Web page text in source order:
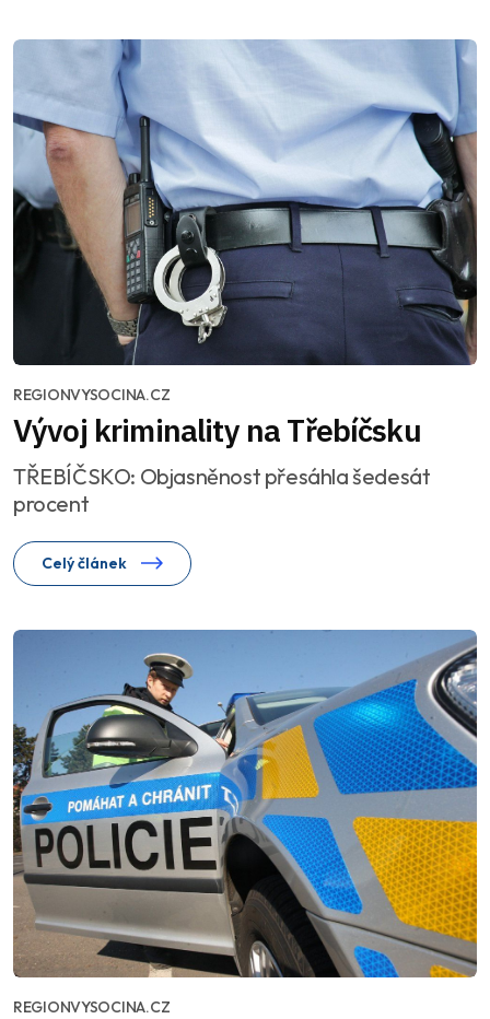
REGIONVYSOCINA.CZ
Vývoj kriminality na Třebíčsku
TŘEBÍČSKO: Objasněnost přesáhla šedesát
procent
Celý článek
REGIONVYSOCINA.CZ